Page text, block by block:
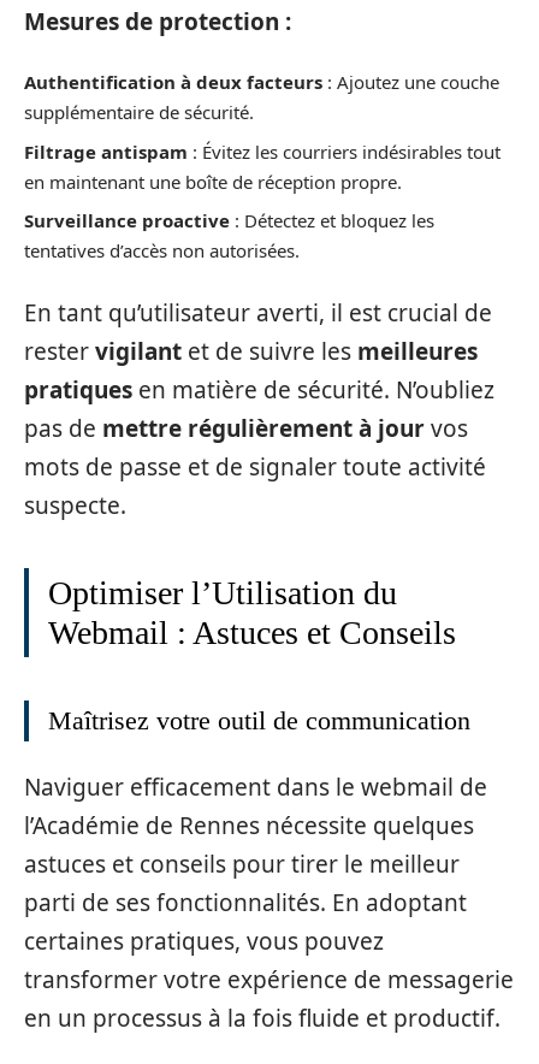
Mesures de protection :
Authentification à deux facteurs : Ajoutez une couche
supplémentaire de sécurité.
Filtrage antispam : Évitez les courriers indésirables tout
en maintenant une boîte de réception propre.
Surveillance proactive : Détectez et bloquez les
tentatives d’accès non autorisées.
En tant qu’utilisateur averti, il est crucial de
restervigilant et de suivre les meilleures
pratiques en matière de sécurité. N’oubliez
pas de mettre régulièrement à jourvos
mots de passe et de signaler toute activité
suspecte.
Optimiser l’Utilisation du
Webmail : Astuces et Conseils
Maîtrisez votre outil de communication
Naviguer efficacement dans le webmail de
l’Académie de Rennes nécessite quelques
astuces et conseils pour tirer le meilleur
parti de ses fonctionnalités. En adoptant
certaines pratiques, vous pouvez
transformer votre expérience de messagerie
en un processus à la fois fluide et productif.